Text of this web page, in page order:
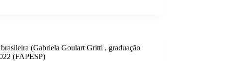
(Gabriela Goulart Gritti , graduação
(FAPESP)